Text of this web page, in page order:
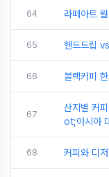
64 라떼아트
65 핸드드립
66 블랙커피
67
산지별 커
ot;아시아
68 커피와 디